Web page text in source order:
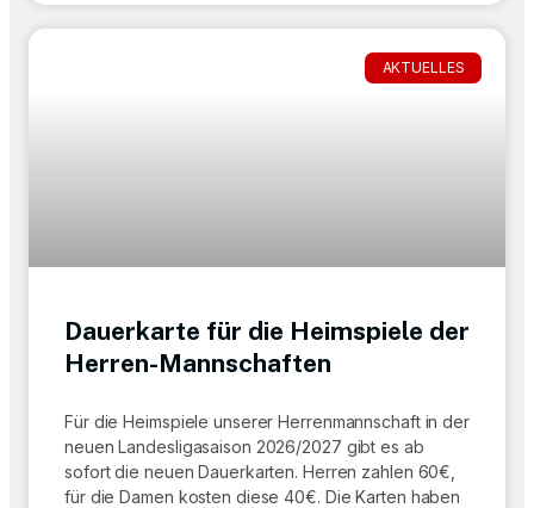
AKTUELLES
Dauerkarte für die Heimspiele der
Herren-Mannschaften
Für die Heimspiele unserer Herrenmannschaft in der
neuen Landesligasaison 2026/2027 gibt es ab
sofort die neuen Dauerkarten. Herren zahlen 60€,
für die Damen kosten diese 40€. Die Karten haben